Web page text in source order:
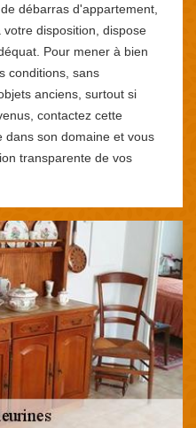
débarras d'appartement,
disposition, dispose
Pour mener à bien
conditions, sans
anciens, surtout si
contactez cette
dans son domaine et vous
transparente de vos